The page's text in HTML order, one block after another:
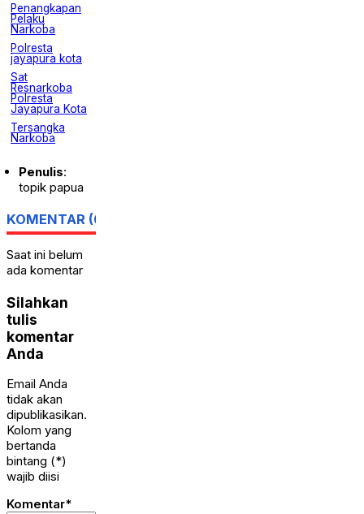
Penangkapan
Pelaku
Narkoba
Polresta
jayapura kota
Sat
Resnarkoba
Polresta
Jayapura Kota
Tersangka
Narkoba
Penulis:
topik papua
KOMENTAR (0)
Saat ini belum
ada komentar
Silahkan
tulis
komentar
Anda
Email Anda
tidak akan
dipublikasikan.
Kolom yang
bertanda
bintang (*)
wajib diisi
Komentar*